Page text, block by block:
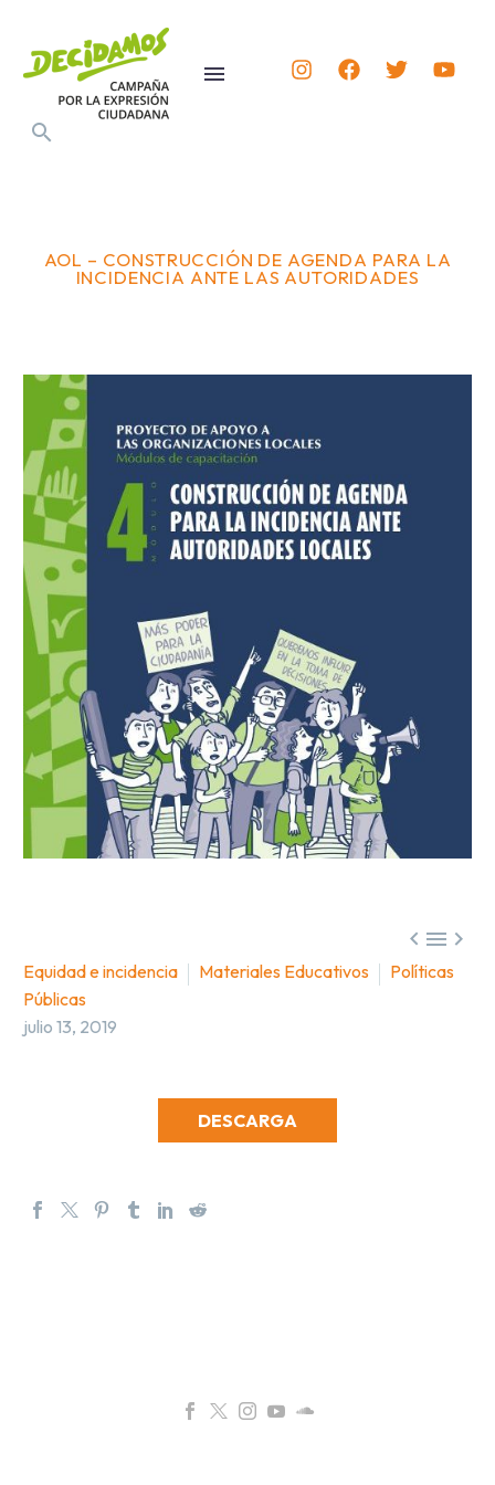
AOL – CONSTRUCCIÓN DE AGENDA PARA LA
INCIDENCIA ANTE LAS AUTORIDADES

Equidad e incidencia Materiales Educativos
Políticas
Públicas
julio 13, 2019
DESCARGA